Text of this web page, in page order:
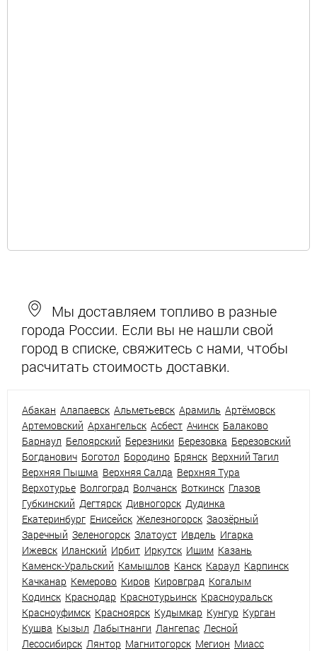
Мы доставляем топливо в разные
города России. Если вы не нашли свой
город в списке, свяжитесь с нами, чтобы
расчитать стоимость доставки.
Абакан Алапаевск Альметьевск Арамиль Артёмовск
Артемовский Архангельск Асбест Ачинск Балаково
Барнаул Белоярский Березники Березовка Березовский
Богданович Боготол Бородино Брянск Верхний Тагил
Верхняя Пышма Верхняя Салда Верхняя Тура
Верхотурье Волгоград Волчанск Воткинск Глазов
Губкинский Дегтярск Дивногорск Дудинка
Екатеринбург Енисейск Железногорск Заозёрный
Заречный Зеленогорск Златоуст Ивдель Игарка
Ижевск Иланский Ирбит Иркутск Ишим Казань
Каменск-Уральский Камышлов Канск Караул Карпинск
Качканар Кемерово Киров Кировград Когалым
Кодинск Краснодар Краснотурьинск Красноуральск
Красноуфимск Красноярск Кудымкар Кунгур Курган
Кушва Кызыл Лабытнанги Лангепас Лесной
Лесосибирск Лянтор Магнитогорск Мегион Миасс